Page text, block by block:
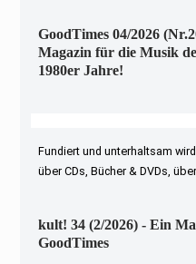
GoodTimes 04/2026
Magazin für die Musik
1980er Jahre!
Fundiert und unterhaltsam
über CDs, Bücher & DVDs,
kult! 34 (2/2026) - Ein
GoodTimes